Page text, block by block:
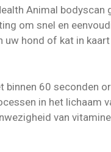
Animal bodyscan
om snel en
uw hond of kat in kaart
binnen 60 seconden
in het lichaam
van